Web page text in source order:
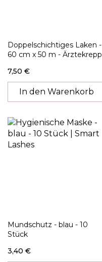
Doppelschichtiges Laken -
60 cm x 50 m - Ärztekrepp
7,50 €
In den Warenkorb
Mundschutz - blau - 10
Stück
3,40 €